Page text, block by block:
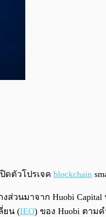
ดตัวโปรเจค blockchain
วนมาจาก Huobi
ยน (IEO) ของ Huobi ตาม